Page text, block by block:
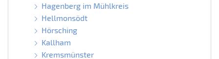
Hagenberg im Mühlkreis
Hellmonsödt
Hörsching
Kallham
Kremsmünster